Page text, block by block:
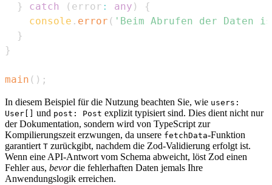
} catch ( error : any )
{
console . error ( 'Beim Abrufen der
}
}
main ( ) ;
In diesem Beispiel für die Nutzung beachten Sie, wie users:
User[]
und post: Post explizit typisiert sind. Dies dient nicht nur
der Dokumentation, sondern wird von TypeScript zur
Kompilierungszeit erzwungen, da unsere fetchData-Funktion
garantiert T zurückgibt, nachdem die Zod-Validierung erfolgt ist.
Wenn eine API-Antwort vom Schema abweicht, löst Zod einen
Fehler aus, bevordie fehlerhaften Daten jemals Ihre
Anwendungslogik erreichen.